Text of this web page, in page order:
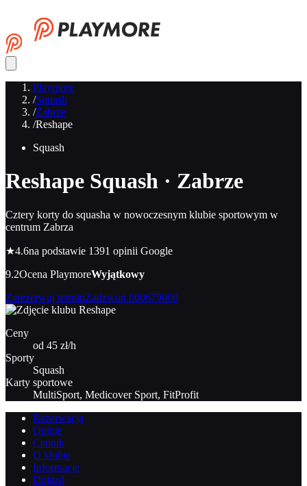
Playmore
/Squash
/Zabrze
/Reshape
Squash
Reshape Squash · Zabrze
Cztery korty do squasha w nowoczesnym klubie sportowym w
centrum Zabrza
★4.6na podstawie 1391 opinii Google
9.2Ocena PlaymoreWyjątkowy
Zarezerwuj terminZadzwoń 600679000
Ceny
od 45 zł/h
Sporty
Squash
Karty sportowe
MultiSport, Medicover Sport, FitProfit
Rezerwacja
Opinie
Cennik
O klubie
Informacje
Dojazd